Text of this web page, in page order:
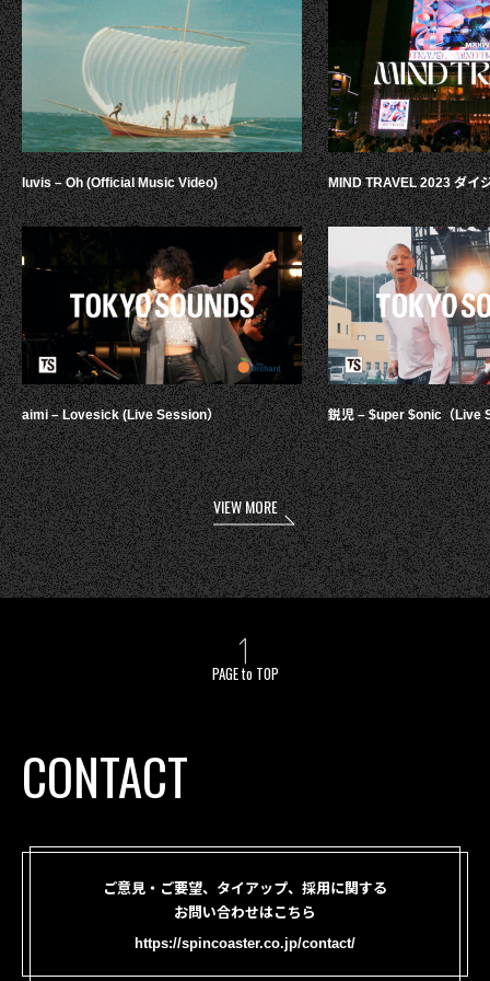
luvis – Oh (Official Music Video)
aimi – Lovesick (Live Session）
MIND TRAVEL 2023 ダイ
鋭児 – $uper $onic（Live
VIEW MORE
PAGE to TOP
CONTACT
ご意見・ご要望、タイアップ、採用に関する
お問い合わせはこちら
https://spincoaster.co.jp/contact/